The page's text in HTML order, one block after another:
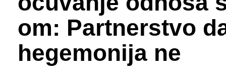
om: Partnerstvo
hegemonija ne